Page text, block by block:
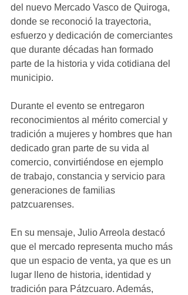
del nuevo Mercado Vasco de Quiroga,
donde se reconoció la trayectoria,
esfuerzo y dedicación de comerciantes
que durante décadas han formado
parte de la historia y vida cotidiana del
municipio.
Durante el evento se entregaron
reconocimientos al mérito comercial y
tradición a mujeres y hombres que han
dedicado gran parte de su vida al
comercio, convirtiéndose en ejemplo
de trabajo, constancia y servicio para
generaciones de familias
patzcuarenses.
En su mensaje, Julio Arreola destacó
que el mercado representa mucho más
que un espacio de venta, ya que es un
lugar lleno de historia, identidad y
tradición para Pátzcuaro. Además,